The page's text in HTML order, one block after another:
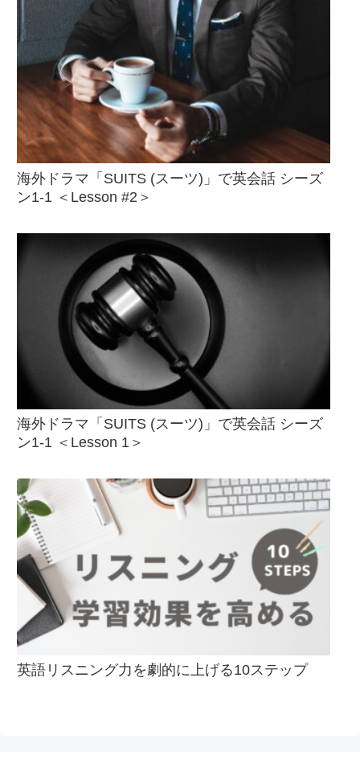
海外ドラマ「SUITS (スーツ)」で英会話 シーズ
ン1-1 ＜Lesson #2＞
海外ドラマ「SUITS (スーツ)」で英会話 シーズ
ン1-1 ＜Lesson 1＞
英語リスニング力を劇的に上げる10ステップ